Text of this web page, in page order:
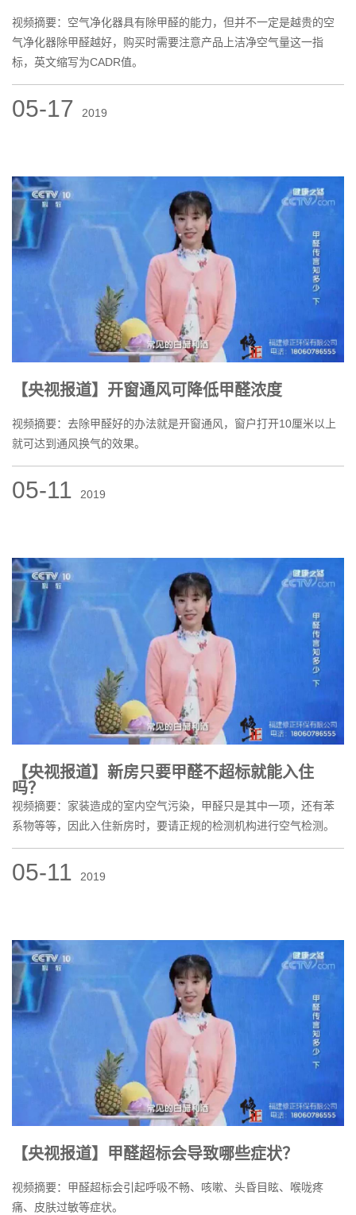
视频摘要：空气净化器具有除甲醛的能力，但并不一定是越贵的空
气净化器除甲醛越好，购买时需要注意产品上洁净空气量这一指
标，英文缩写为CADR值。
05-17 2019
【央视报道】开窗通风可降低甲醛浓度
视频摘要：去除甲醛好的办法就是开窗通风，窗户打开10厘米以上
就可达到通风换气的效果。
05-11 2019
【央视报道】新房只要甲醛不超标就能入住
吗？
视频摘要：家装造成的室内空气污染，甲醛只是其中一项，还有苯
系物等等，因此入住新房时，要请正规的检测机构进行空气检测。
05-11 2019
【央视报道】甲醛超标会导致哪些症状？
视频摘要：甲醛超标会引起呼吸不畅、咳嗽、头昏目眩、喉咙疼
痛、皮肤过敏等症状。